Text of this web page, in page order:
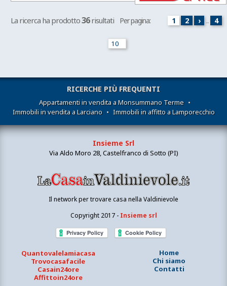
La ricerca ha prodotto36risultati 1 2 › ... 4
Per pagina:
RICERCHE PIÙ FREQUENTI
Appartamenti in vendita a Monsummano Terme •
Immobili in vendita a Larciano • Immobili in affitto a Lamporecchio
Insieme Srl
Via Aldo Moro 28, Castelfranco di Sotto (PI)
Il network per trovare casa nella Valdinievole
Copyright 2017 - Insieme srl
Home
Chi siamo
Contatti
Quantovalelamiacasa
Trovocasafacile
Casain24ore
Affittoin24ore